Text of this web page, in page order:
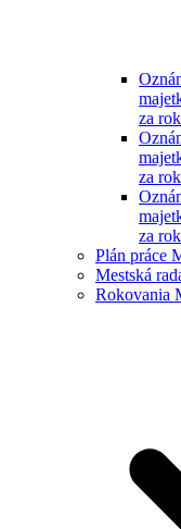
za
za
za
Plán práce
Mestská
Rokovania